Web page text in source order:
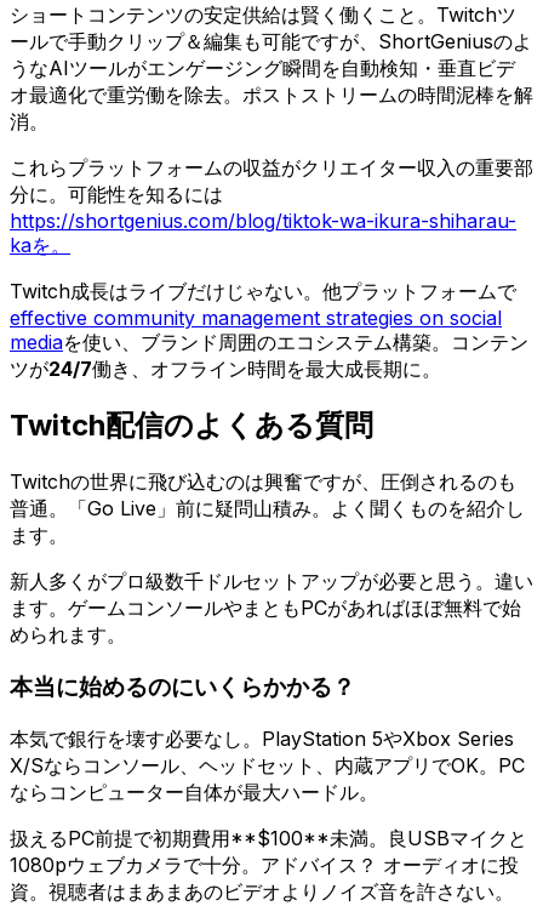
ショートコンテンツの安定供給は賢く働くこと。Twitchツ
ールで手動クリップ＆編集も可能ですが、ShortGeniusのよ
うなAIツールがエンゲージング瞬間を自動検知・垂直ビデ
オ最適化で重労働を除去。ポストストリームの時間泥棒を解
消。
これらプラットフォームの収益がクリエイター収入の重要部
分に。可能性を知るには
https://shortgenius.com/blog/tiktok-wa-ikura-shiharau-
kaを。
Twitch成長はライブだけじゃない。他プラットフォームで
effective community management strategies on social
mediaを使い、ブランド周囲のエコシステム構築。コンテン
ツが24/7働き、オフライン時間を最大成長期に。
Twitch配信のよくある質問
Twitchの世界に飛び込むのは興奮ですが、圧倒されるのも
普通。「Go Live」前に疑問山積み。よく聞くものを紹介し
ます。
新人多くがプロ級数千ドルセットアップが必要と思う。違い
ます。ゲームコンソールやまともPCがあればほぼ無料で始
められます。
本当に始めるのにいくらかかる？
本気で銀行を壊す必要なし。PlayStation 5やXbox Series
X/Sならコンソール、ヘッドセット、内蔵アプリでOK。PC
ならコンピューター自体が最大ハードル。
扱えるPC前提で初期費用**$100**未満。良USBマイクと
1080pウェブカメラで十分。アドバイス？ オーディオに投
資。視聴者はまあまあのビデオよりノイズ音を許さない。